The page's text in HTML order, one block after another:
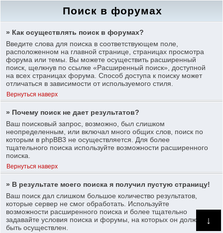
↓
Поиск в форумах
» Как осуществлять поиск в форумах?
Введите слова для поиска в соответствующем поле,
расположенном на главной странице, страницах просмотра
форума или темы. Вы можете осуществить расширенный
поиск, щелкнув по ссылке «Расширенный поиск», доступной
на всех страницах форума. Способ доступа к поиску может
отличаться в зависимости от используемого стиля.
Вернуться наверх
» Почему поиск не дает результатов?
Ваш поисковый запрос, возможно, был слишком
неопределенным, или включал много общих слов, поиск по
которым в phpBB3 не осуществляется. Для более
тщательного поиска используйте возможности расширенного
поиска.
Вернуться наверх
» В результате моего поиска я получил пустую страницу!
Ваш поиск дал слишком большое количество результатов,
которые сервер не смог обработать. Используйте
возможности расширенного поиска и более тщательно
задавайте условия поиска и форумы, на которых он должен
быть осуществлен.